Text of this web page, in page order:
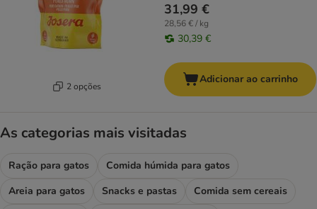
2 opções
31,99 €
28,56 € / kg
30,39 €
Adicionar ao carrinho
As categorias mais visitadas
Ração para gatos
Comida húmida para gatos
Areia para gatos
Snacks e pastas
Comida sem cereais